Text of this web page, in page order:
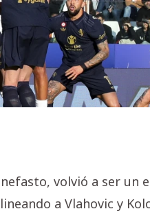
nefasto, volvió a ser un
a Vlahovic y